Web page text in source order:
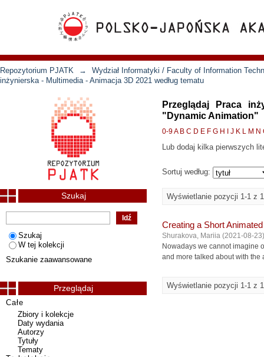
Repozytorium PJATK →
Wydział Informatyki / Faculty of Information
inżynierska - Multimedia - Animacja 3D 2021 według tematu
Przeglądaj Praca
"Dynamic Animation"
0-9A B C D E F G H J K L M N
Lub dodaj kilka pierwszych
Sortuj według:
Wyświetlanie pozycji 1-1 z 1
Creating a Short
Shurakova, Mariia (2021-08-23)
Nowadays we cannot imagine
and more talked about with the
Wyświetlanie pozycji 1-1 z 1
Szukaj
Szukaj
W tej kolekcji
Szukanie zaawansowane
Przeglądaj
Całe
Zbiory i kolekcje
Daty wydania
Autorzy
Tytuły
Tematy